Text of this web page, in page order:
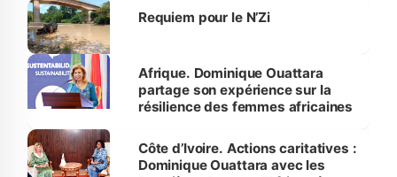
Requiem pour le N’Zi
Afrique. Dominique Ouattara
partage son expérience sur la
résilience des femmes africaines
Côte d’Ivoire. Actions caritatives :
Dominique Ouattara avec les